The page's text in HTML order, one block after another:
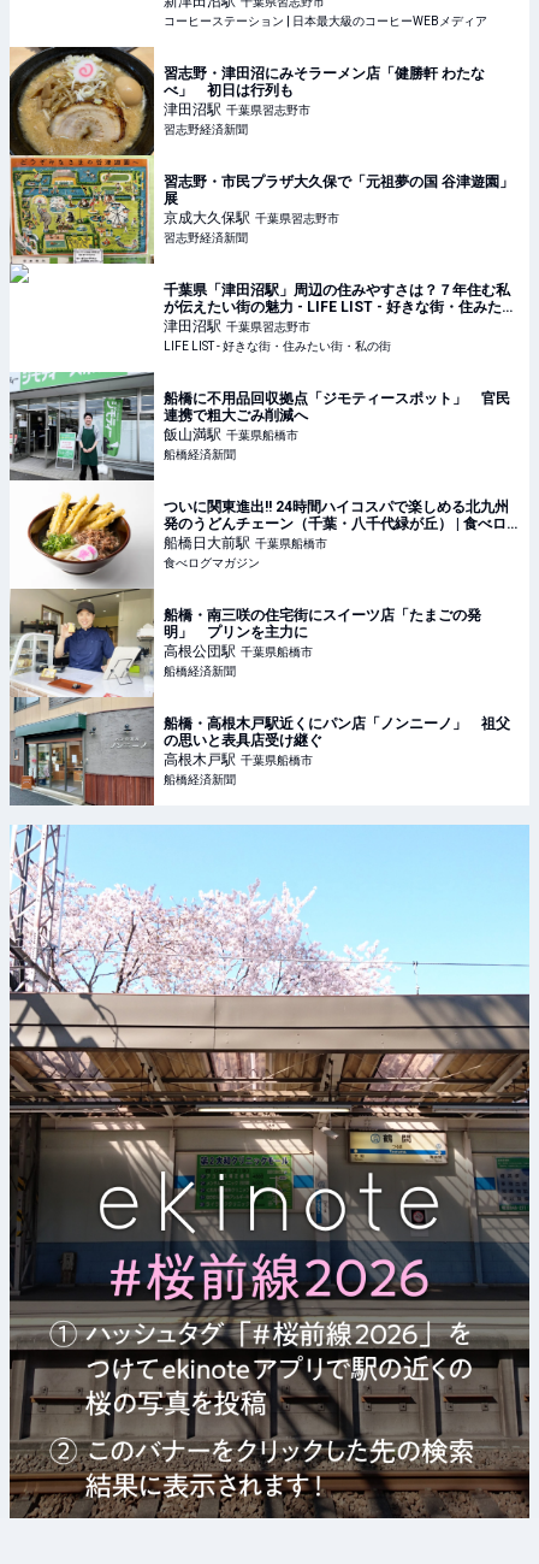
コーヒーステーション | 日本最大級のコーヒーWEBメディア
習志野・津田沼にみそラーメン店「健勝軒 わたな
べ」 初日は行列も
津田沼駅 千葉県習志野市
習志野経済新聞
習志野・市民プラザ大久保で「元祖夢の国 谷津遊園」
展
京成大久保駅 千葉県習志野市
習志野経済新聞
千葉県「津田沼駅」周辺の住みやすさは？７年住む私
が伝えたい街の魅力 - LIFE LIST - 好きな街・住みたい
街・私の街
津田沼駅 千葉県習志野市
LIFE LIST - 好きな街・住みたい街・私の街
船橋に不用品回収拠点「ジモティースポット」 官民
連携で粗大ごみ削減へ
飯山満駅 千葉県船橋市
船橋経済新聞
ついに関東進出!! 24時間ハイコスパで楽しめる北九州
発のうどんチェーン（千葉・八千代緑が丘） | 食べロ
グマガジン
船橋日大前駅 千葉県船橋市
食べログマガジン
船橋・南三咲の住宅街にスイーツ店「たまごの発
明」 プリンを主力に
高根公団駅 千葉県船橋市
船橋経済新聞
船橋・高根木戸駅近くにパン店「ノンニーノ」 祖父
の思いと表具店受け継ぐ
高根木戸駅 千葉県船橋市
船橋経済新聞